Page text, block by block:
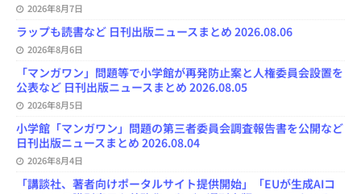
n
2026年8月7日
ラップも読書など 日刊出版ニュースまとめ 2026.08.06
2026年8月6日
「マンガワン」問題等で小学館が再発防止案と人権委員会設置を
公表など 日刊出版ニュースまとめ 2026.08.05
2026年8月5日
小学館「マンガワン」問題の第三者委員会調査報告書を公開など
日刊出版ニュースまとめ 2026.08.04
2026年8月4日
「講談社、著者向けポータルサイト提供開始」「EUが生成AIコ